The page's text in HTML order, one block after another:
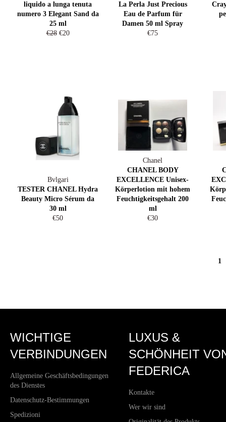
liquido a lunga tenuta
numero 3 Elegant Sand da
25 ml
Normaler
€28 Sonderpreis
€20
La Perla Just Precious
Eau de Parfum für
Damen 50 ml Spray
Normaler
€75
Bvlgari
TESTER CHANEL Hydra
Beauty Micro Sérum da
30 ml
Normaler
€50
Chanel
CHANEL BODY
EXCELLENCE Unisex-
Körperlotion mit hohem
Feuchtigkeitsgehalt 200
ml
Normaler
€30
1
WICHTIGE
VERBINDUNGEN
Allgemeine Geschäftsbedingungen
des Dienstes
Datenschutz-Bestimmungen
Spedizioni
LUXUS &
SCHÖNHEIT
FEDERICA
Kontakte
Wer wir sind